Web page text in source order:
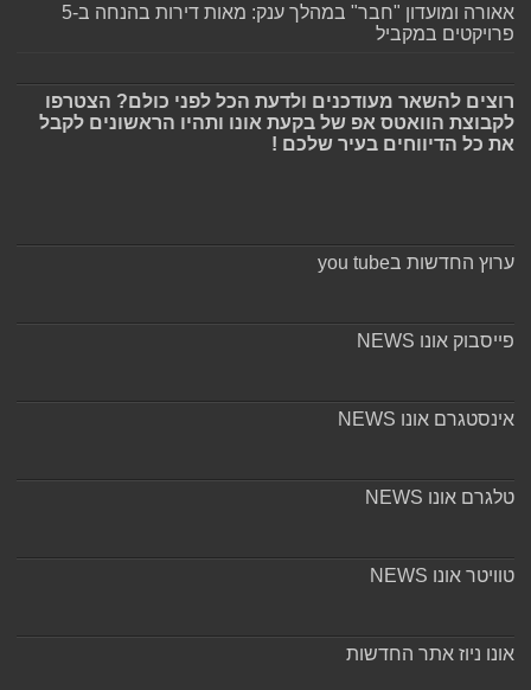
אאורה ומועדון "חבר" במהלך ענק: מאות דירות בהנחה ב-5
פרויקטים במקביל
רוצים להשאר מעודכנים ולדעת הכל לפני כולם? הצטרפו
לקבוצת הוואטס אפ של בקעת אונו ותהיו הראשונים לקבל
את כל הדיווחים בעיר שלכם !
ערוץ החדשות בyou tube
פייסבוק אונו NEWS
אינסטגרם אונו NEWS
טלגרם אונו NEWS
טוויטר אונו NEWS
אונו ניוז אתר החדשות